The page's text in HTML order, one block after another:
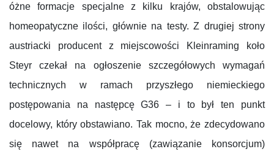
óżne formacje specjalne z kilku krajów, obstalowując
homeopatyczne ilości, głównie na testy. Z drugiej strony
austriacki producent z miejscowości Kleinraming koło
Steyr czekał na ogłoszenie szczegółowych wymagań
technicznych w ramach przyszłego niemieckiego
postępowania na następcę G36 – i to był ten punkt
docelowy, który obstawiano. Tak mocno, że zdecydowano
się nawet na współpracę (zawiązanie konsorcjum)